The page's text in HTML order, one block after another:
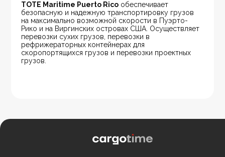
TOTE Maritime Puerto Rico обеспечивает
безопасную и надежную транспортировку грузов
на максимально возможной скорости в Пуэрто-
Рико и на Виргинских островах США. Осуществляет
перевозки сухих грузов, перевозки в
рефрижераторных контейнерах для
скоропортящихся грузов и перевозки проектных
грузов.